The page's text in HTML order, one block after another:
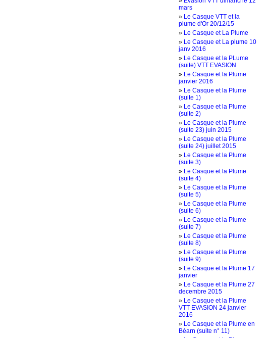
mars
» Le Casque VTT et la
plume d'Or 20/12/15
» Le Casque et La Plume
» Le Casque et La plume 10
janv 2016
» Le Casque et la PLume
(suite) VTT EVASION
» Le Casque et la Plume
janvier 2016
» Le Casque et la Plume
(suite 1)
» Le Casque et la Plume
(suite 2)
» Le Casque et la Plume
(suite 23) juin 2015
» Le Casque et la Plume
(suite 24) juillet 2015
» Le Casque et la Plume
(suite 3)
» Le Casque et la Plume
(suite 4)
» Le Casque et la Plume
(suite 5)
» Le Casque et la Plume
(suite 6)
» Le Casque et la Plume
(suite 7)
» Le Casque et la Plume
(suite 8)
» Le Casque et la Plume
(suite 9)
» Le Casque et la Plume 17
janvier
» Le Casque et la Plume 27
decembre 2015
» Le Casque et la Plume
VTT EVASION 24 janvier
2016
» Le Casque et la Plume en
Béarn (suite n° 11)